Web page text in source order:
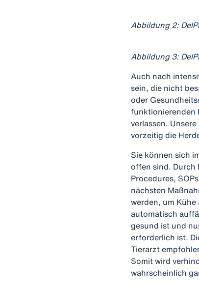
Abbildung 2:
Abbildung 3:
Auch nach
sein, die nicht
oder
funktionierenden
verlassen.
vorzeitig die
Sie können sich
offen sind. Durch
Procedures,
nächsten
werden, um
automatisch
gesund ist und
erforderlich ist.
Tierarzt
Somit wird
wahrscheinlich